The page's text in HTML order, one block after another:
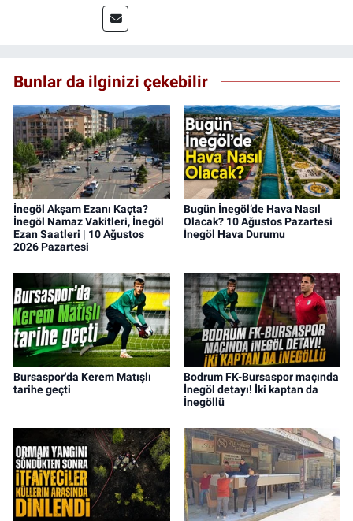
Bunlar da ilginizi çekebilir
İnegöl Akşam Ezanı Kaçta?
İnegöl Namaz Vakitleri, İnegöl
Ezan Saatleri | 10 Ağustos
2026 Pazartesi
Bugün İnegöl’de Hava Nasıl
Olacak? 10 Ağustos Pazartesi
İnegöl Hava Durumu
Bursaspor'da Kerem Matışlı
tarihe geçti
Bodrum FK-Bursaspor maçında
İnegöl detayı! İki kaptan da
İnegöllü